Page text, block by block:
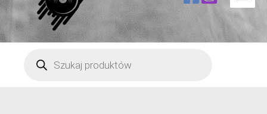
produktów